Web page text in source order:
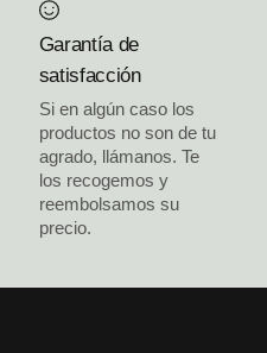
Garantía de
satisfacción
Si en algún caso los
productos no son de tu
agrado, llámanos. Te
los recogemos y
reembolsamos su
precio.